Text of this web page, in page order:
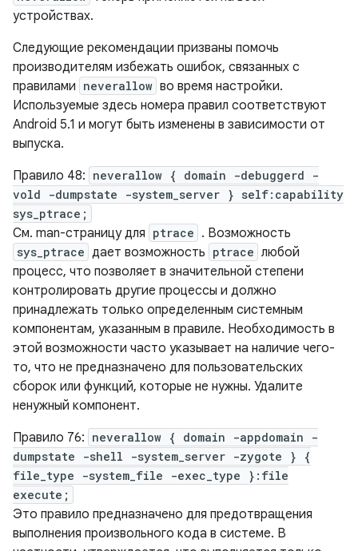
устройствах.
Следующие рекомендации призваны помочь
производителям избежать ошибок, связанных с
правилами neverallow во время настройки.
Используемые здесь номера правил соответствуют
Android 5.1 и могут быть изменены в зависимости от
выпуска.
Правило 48: neverallow { domain -debuggerd -
vold -dumpstate -system_server } self:capability
sys_ptrace;
См. man-страницу для ptrace . Возможность
sys_ptrace дает возможность ptrace любой
процесс, что позволяет в значительной степени
контролировать другие процессы и должно
принадлежать только определенным системным
компонентам, указанным в правиле. Необходимость в
этой возможности часто указывает на наличие чего-
то, что не предназначено для пользовательских
сборок или функций, которые не нужны. Удалите
ненужный компонент.
Правило 76: neverallow { domain -appdomain -
dumpstate -shell -system_server -zygote } {
file_type -system_file -exec_type }:file
execute;
Это правило предназначено для предотвращения
выполнения произвольного кода в системе. В